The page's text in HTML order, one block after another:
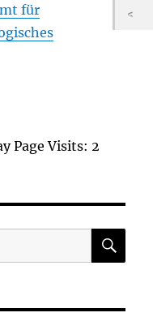
für
Page Visits: 2